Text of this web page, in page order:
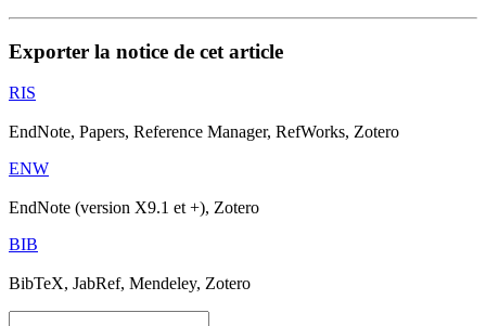
Exporter la notice de cet article
RIS
EndNote, Papers, Reference Manager, RefWorks, Zotero
ENW
EndNote (version X9.1 et +), Zotero
BIB
BibTeX, JabRef, Mendeley, Zotero